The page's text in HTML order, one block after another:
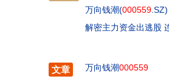
万向钱潮(000559
解密主力资金出逃股
文章 万向钱潮000559